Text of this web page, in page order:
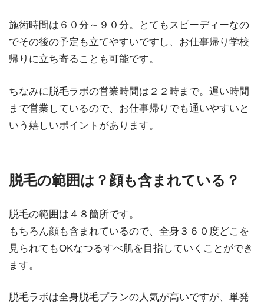
施術時間は６０分～９０分。とてもスピーディーなの
でその後の予定も立てやすいですし、お仕事帰り学校
帰りに立ち寄ることも可能です。
ちなみに脱毛ラボの営業時間は２２時まで。遅い時間
まで営業しているので、お仕事帰りでも通いやすいと
いう嬉しいポイントがあります。
脱毛の範囲は？顔も含まれている？
脱毛の範囲は４８箇所です。
もちろん顔も含まれているので、全身３６０度どこを
見られてもOKなつるすべ肌を目指していくことができ
ます。
脱毛ラボは全身脱毛プランの人気が高いですが、単発